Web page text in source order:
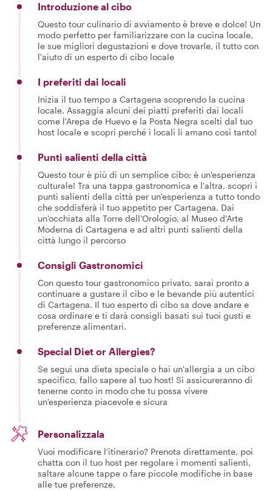
Introduzione al cibo
Questo tour culinario di avviamento è breve e dolce! Un
modo perfetto per familiarizzare con la cucina locale,
le sue migliori degustazioni e dove trovarle, il tutto con
l'aiuto di un esperto di cibo locale
I preferiti dai locali
Inizia il tuo tempo a Cartagena scoprendo la cucina
locale. Assaggia alcuni dei piatti preferiti dai locali
come l'Arepa de Huevo e la Posta Negra scelti dal tuo
host locale e scopri perché i locali li amano così tanto!
Punti salienti della città
Questo tour è più di un semplice cibo; è un'esperienza
culturale! Tra una tappa gastronomica e l'altra, scopri i
punti salienti della città per un'esperienza a tutto tondo
che soddisferà il tuo appetito per Cartagena. Dai
un'occhiata alla Torre dell'Orologio, al Museo d'Arte
Moderna di Cartagena e ad altri punti salienti della
città lungo il percorso
Consigli Gastronomici
Con questo tour gastronomico privato, sarai pronto a
continuare a gustare il cibo e le bevande più autentici
di Cartagena. Il tuo esperto di cibo sa dove andare e
cosa ordinare e ti darà consigli basati sui tuoi gusti e
preferenze alimentari.
Special Diet or Allergies?
Se segui una dieta speciale o hai un'allergia a un cibo
specifico, fallo sapere al tuo host! Si assicureranno di
tenerne conto in modo che tu possa vivere
un'esperienza piacevole e sicura
Personalizzala
Vuoi modificare l'itinerario? Prenota direttamente, poi
chatta con il tuo host per regolare i momenti salienti,
saltare alcune tappe o fare piccole modifiche in base
alle tue preferenze.